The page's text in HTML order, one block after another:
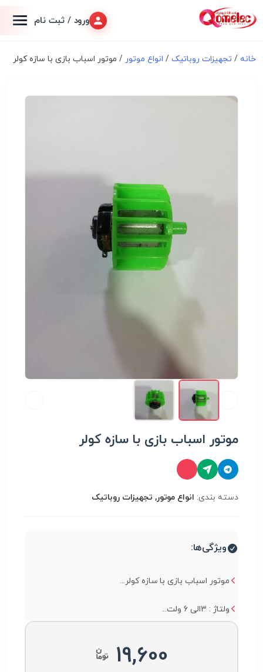
ورود / ثبت نام
خانه /تجهیزات روباتیک / انواع موتور / موتور اسباب بازی با سازه کولر
موتور اسباب بازی با سازه کولر
دسته بندی: انواع موتور, تجهیزات روباتیک
ویژگی‌ها:
موتور اسباب بازی با سازه کولر...
ولتاژ : 3الی 6 ولت...
19,600